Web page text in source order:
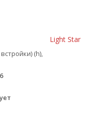
Light Star
(h),